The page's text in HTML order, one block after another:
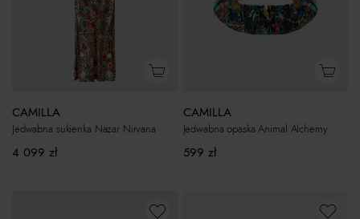
CAMILLA
Jedwabna sukienka Nazar Nirvana
4 099 zł
CAMILLA
Jedwabna opaska Animal Alchemy
599 zł